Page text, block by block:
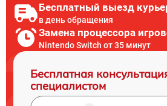
Бесплатный выезд
в день обращения
Замена процессора
Nintendo Switch от 35 минут
Бесплатная
специалистом